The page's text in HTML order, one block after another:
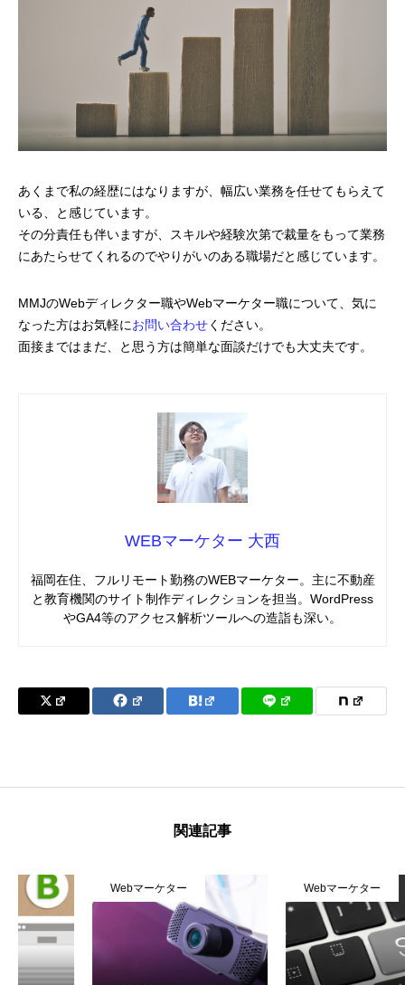
あくまで私の経歴にはなりますが、幅広い業務を任せてもらえて
いる、と感じています。
その分責任も伴いますが、スキルや経験次第で裁量をもって業務
にあたらせてくれるのでやりがいのある職場だと感じています。
MMJのWebディレクター職やWebマーケター職について、気に
なった方はお気軽にお問い合わせください。
面接まではまだ、と思う方は簡単な面談だけでも大丈夫です。
WEBマーケター 大西
福岡在住、フルリモート勤務のWEBマーケター。主に不動産
と教育機関のサイト制作ディレクションを担当。WordPress
やGA4等のアクセス解析ツールへの造詣も深い。
関連記事
Webマーケター Webマーケター